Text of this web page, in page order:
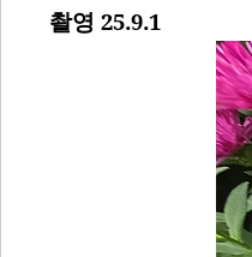
촬영 25.9.1